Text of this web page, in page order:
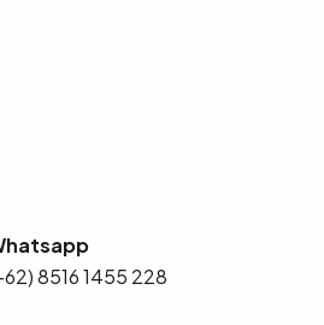
8516 1455 228